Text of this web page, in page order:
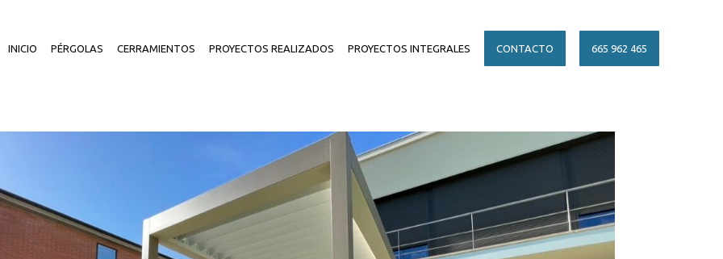
INICIO PÉRGOLAS CERRAMIENTOS PROYECTOS REALIZADOS PROYECTOS INTEGRALES CONTACTO 665 962 465